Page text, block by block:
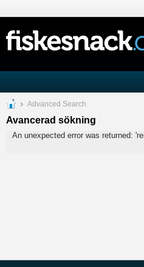
Advanced Search
Avancerad sökning
An unexpected error was returned: